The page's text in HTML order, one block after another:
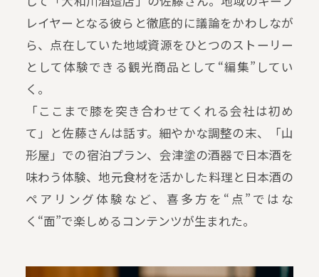
レイヤーとなる彼らと徹底的に議論をかわしなが
ら、点在していた地域資源をひとつのストーリー
として体験できる観光商品として“編集”してい
く。
「ここまで膝を突き合わせてくれる会社は初め
て」と佐藤さんは話す。細やかな調整の末、「山
形屋」での宿泊プラン、会津塗の酒器で日本酒を
味わう体験、地元食材を活かした料理と日本酒の
ペアリング体験など、喜多方を“点”ではな
く“面”で楽しめるコンテンツが生まれた。